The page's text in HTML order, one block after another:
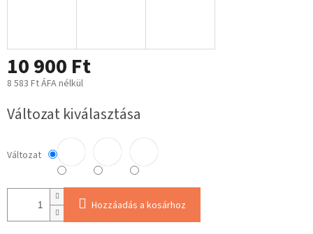
10 900 Ft
8 583 Ft ÁFA nélkül
Változat kiválasztása
Változat
Hozzáadás a kosárhoz